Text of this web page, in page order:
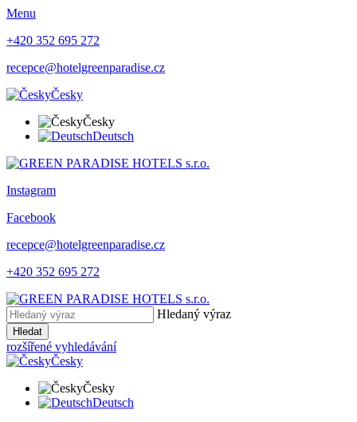
Menu
+420 352 695 272
recepce@hotelgreenparadise.cz
Česky
Česky
Deutsch
Instagram
Facebook
recepce@hotelgreenparadise.cz
+420 352 695 272
Hledaný výraz
Hledat
rozšířené vyhledávání
Česky
Česky
Deutsch